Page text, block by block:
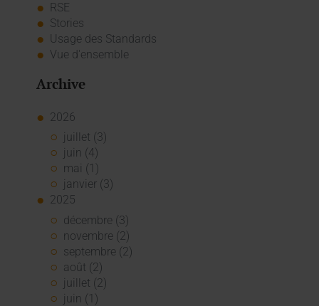
RSE
Stories
Usage des Standards
Vue d'ensemble
Archive
2026
juillet (3)
juin (4)
mai (1)
janvier (3)
2025
décembre (3)
novembre (2)
septembre (2)
août (2)
juillet (2)
juin (1)